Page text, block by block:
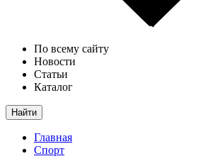
По всему сайту
Новости
Статьи
Каталог
Найти
Главная
Спорт